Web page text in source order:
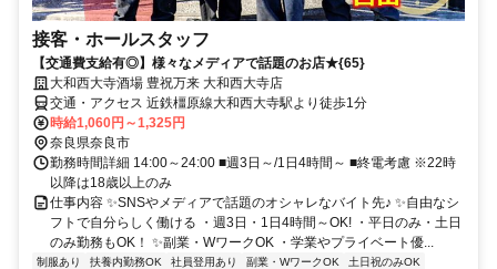
接客・ホールスタッフ
【交通費支給有◎】様々なメディアで話題のお店★{65}
大和西大寺酒場 豊祝万来 大和西大寺店
交通・アクセス 近鉄橿原線大和西大寺駅より徒歩1分
時給1,060円～1,325円
奈良県奈良市
勤務時間詳細 14:00～24:00 ■週3日～/1日4時間～ ■終電考慮 ※22時
以降は18歳以上のみ
仕事内容 ✨SNSやメディアで話題のオシャレなバイト先♪ ✨自由なシ
フトで自分らしく働ける ・週3日・1日4時間～OK! ・平日のみ・土日
のみ勤務もOK！ ✨副業・WワークOK ・学業やプライベート優...
制服あり 扶養内勤務OK 社員登用あり 副業・WワークOK 土日祝のみOK